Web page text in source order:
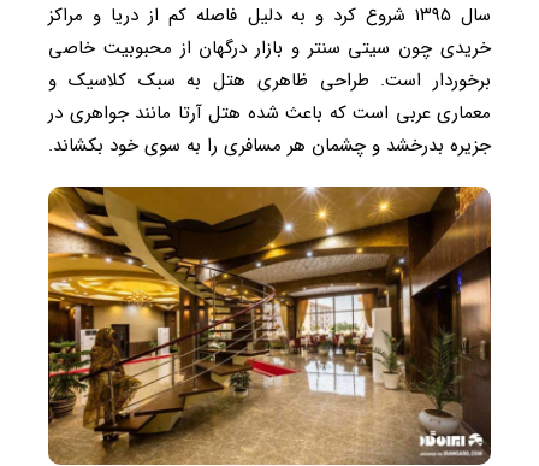
سال ۱۳۹۵ شروع کرد و به دلیل فاصله کم از دریا و مراکز
خریدی چون سیتی سنتر و بازار درگهان از محبوبیت خاصی
برخوردار است. طراحی ظاهری هتل به سبک کلاسیک و
معماری عربی است که باعث شده هتل آرتا مانند جواهری در
جزیره بدرخشد و چشمان هر مسافری را به سوی خود بکشاند.